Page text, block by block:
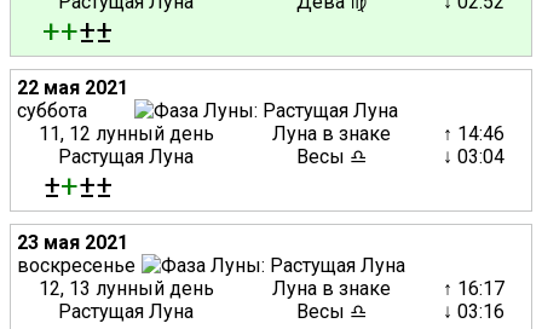
++±±
22 мая 2021
суббота
11, 12 лунный день
Растущая Луна
Луна в знаке
Весы ♎
↑ 14:46
↓ 03:04
±+±±
23 мая 2021
воскресенье
12, 13 лунный день
Растущая Луна
Луна в знаке
Весы ♎
↑ 16:17
↓ 03:16